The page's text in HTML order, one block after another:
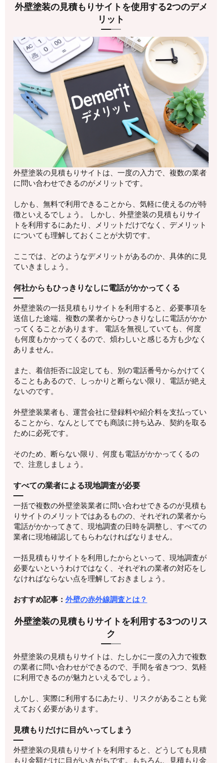
外壁塗装の見積もりサイトを使用する2つのデメ
リット
外壁塗装の見積もりサイトは、一度の入力で、複数の業者
に問い合わせできるのがメリットです。
しかも、無料で利用できることから、気軽に使えるのが特
徴といえるでしょう。 しかし、外壁塗装の見積もりサイ
トを利用するにあたり、メリットだけでなく、デメリット
についても理解しておくことが大切です。
ここでは、どのようなデメリットがあるのか、具体的に見
ていきましょう。
何社からもひっきりなしに電話がかかってくる
外壁塗装の一括見積もりサイトを利用すると、必要事項を
送信した途端、複数の業者からひっきりなしに電話がかか
ってくることがあります。 電話を無視していても、何度
も何度もかかってくるので、煩わしいと感じる方も少なく
ありません。
また、着信拒否に設定しても、別の電話番号からかけてく
ることもあるので、しっかりと断らない限り、電話が絶え
ないのです。
外壁塗装業者も、運営会社に登録料や紹介料を支払ってい
ることから、なんとしてでも商談に持ち込み、契約を取る
ために必死です。
そのため、断らない限り、何度も電話がかかってくるの
で、注意しましょう。
すべての業者による現地調査が必要
一括で複数の外壁塗装業者に問い合わせできるのが見積も
りサイトのメリットではあるものの、それぞれの業者から
電話がかかってきて、現地調査の日時を調整し、すべての
業者に現地確認してもらわなければなりません。
一括見積もりサイトを利用したからといって、現地調査が
必要ないというわけではなく、それぞれの業者の対応をし
なければならない点を理解しておきましょう。
おすすめ記事：外壁の赤外線調査とは？
外壁塗装の見積もりサイトを利用する3つのリス
ク
外壁塗装の見積もりサイトは、たしかに一度の入力で複数
の業者に問い合わせができるので、手間を省きつつ、気軽
に利用できるのが魅力といえるでしょう。
しかし、実際に利用するにあたり、リスクがあることも覚
えておく必要があります。
見積もりだけに目がいってしまう
外壁塗装の見積もりサイトを利用すると、どうしても見積
もり金額だけに目がいきがちです。もちろん、見積もり金